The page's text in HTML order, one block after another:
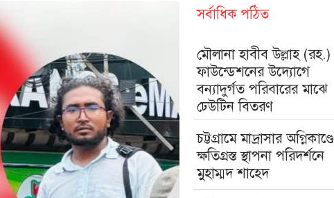
সর্বাধিক পঠিত
মৌলানা হাবীব উল্লাহ (রহ.)
ফাউন্ডেশনের উদ্যোগে
বন্যাদুর্গত পরিবারের মাঝে
ঢেউটিন বিতরণ
চট্টগ্রামে মাদ্রাসার অগ্নিকাণ্ডে
ক্ষতিগ্রস্ত স্থাপনা পরিদর্শনে
মুহাম্মদ শাহেদ